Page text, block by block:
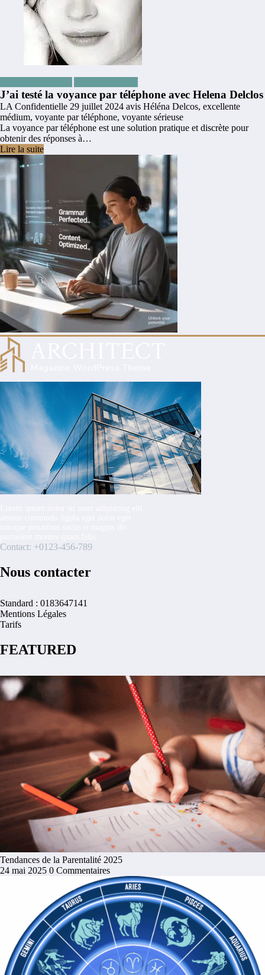
J’ai testé la voyance par téléphone avec Helena Delclos
LA Confidentielle 29 juillet 2024 avis Héléna Delcos, excellente
médium, voyante par téléphone, voyante sérieuse
La voyance par téléphone est une solution pratique et discrète pour
obtenir des réponses à…
Lire la suite
Contact: +0123-456-789
Nous contacter
Standard : 0183647141
Mentions Légales
Tarifs
FEATURED
Tendances de la Parentalité 2025
24 mai 2025 0 Commentaires